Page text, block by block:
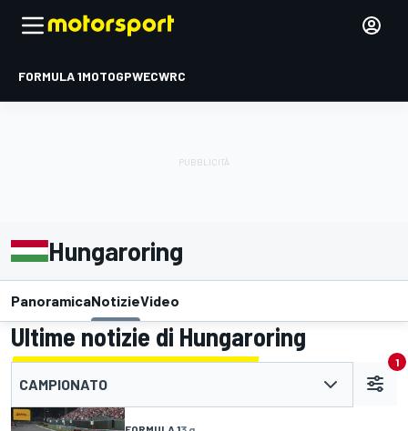
FORMULA 1MOTOGPWECWRC
Hungaroring
PanoramicaNotizieVideo
Ultime notizie di Hungaroring
CAMPIONATO
1